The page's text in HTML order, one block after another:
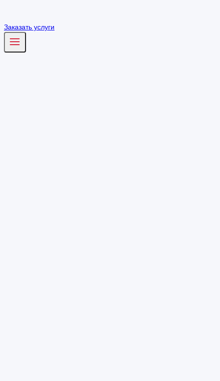
Заказать услуги